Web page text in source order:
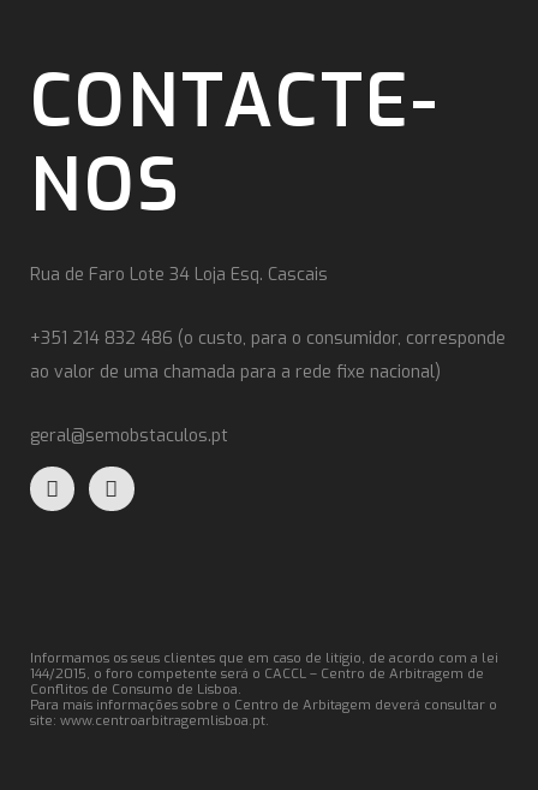
CONTACTE-
NOS
Rua de Faro Lote 34 Loja Esq. Cascais
+351 214 832 486 (o custo, para o consumidor, corresponde
ao valor de uma chamada para a rede fixe nacional)
geral@semobstaculos.pt
Informamos os seus clientes que em caso de litígio, de acordo com a lei
144/2015, o foro competente será o CACCL – Centro de Arbitragem de
Conflitos de Consumo de Lisboa.
Para mais informações sobre o Centro de Arbitagem deverá consultar o
site: www.centroarbitragemlisboa.pt.